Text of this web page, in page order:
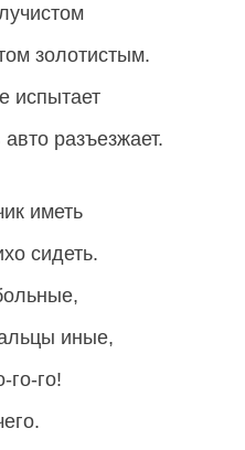
золотистым.
испытает
разъезжает.
иметь
сидеть.
иные,
го-го!